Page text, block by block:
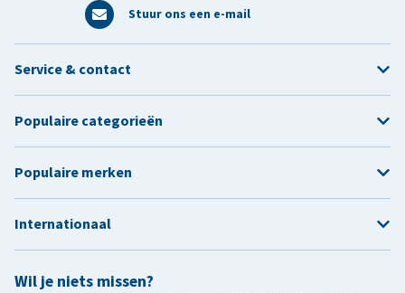
Stuur ons een e-mail
Wil je niets missen?
Service & contact
Populaire categorieën
Populaire merken
Internationaal